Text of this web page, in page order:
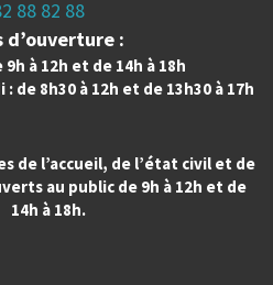
88 82 88
d’ouverture :
9h à 12h et de 14h à 18h
de 8h30 à 12h et de 13h30 à 17h
de l’accueil, de l’état civil et de
au public de 9h à 12h et de
14h à 18h.